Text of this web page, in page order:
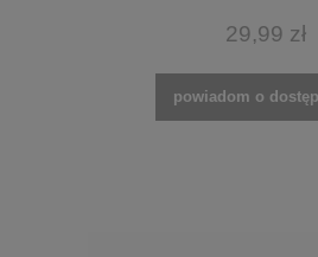
29,99 zł
powiadom o